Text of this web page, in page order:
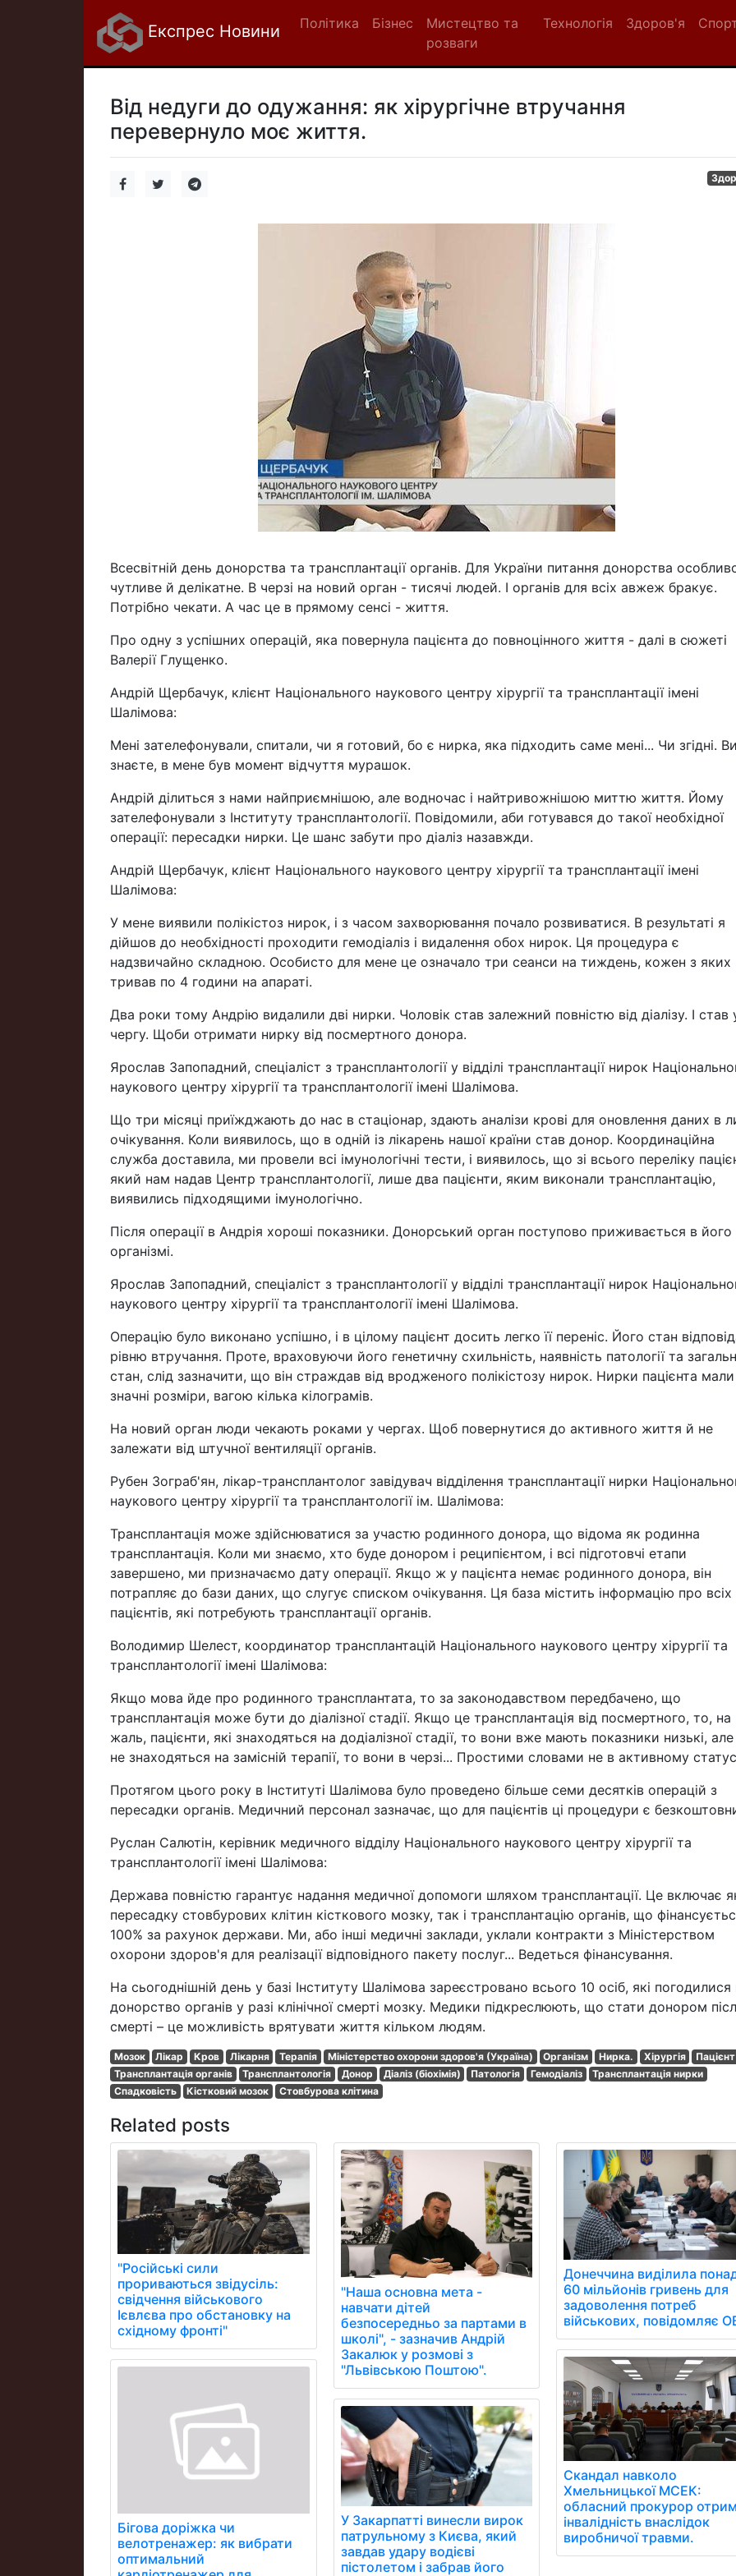
Експрес Новини Політика Бізнес
Мистецтво та
розваги
Технологія Здоров'я
Від недуги до одужання: як хірургічне втручання
перевернуло моє життя.
Всесвітній день донорства та трансплантації органів. Для України питання донорства
чутливе й делікатне. В черзі на новий орган - тисячі людей. І органів для всіх авжеж бракує.
Потрібно чекати. А час це в прямому сенсі - життя.
Про одну з успішних операцій, яка повернула пацієнта до повноцінного життя - далі в сюжеті
Валерії Глущенко.
Андрій Щербачук, клієнт Національного наукового центру хірургії та трансплантації імені
Шалімова:
Мені зателефонували, спитали, чи я готовий, бо є нирка, яка підходить саме мені... Чи згідні. Ви
знаєте, в мене був момент відчуття мурашок.
Андрій ділиться з нами найприємнішою, але водночас і найтривожнішою миттю життя. Йому
зателефонували з Інституту трансплантології. Повідомили, аби готувався до такої необхідної
операції: пересадки нирки. Це шанс забути про діаліз назавжди.
Андрій Щербачук, клієнт Національного наукового центру хірургії та трансплантації імені
Шалімова:
У мене виявили полікістоз нирок, і з часом захворювання почало розвиватися. В результаті я
дійшов до необхідності проходити гемодіаліз і видалення обох нирок. Ця процедура є
надзвичайно складною. Особисто для мене це означало три сеанси на тиждень, кожен з яких
тривав по 4 години на апараті.
Два роки тому Андрію видалили дві нирки. Чоловік став залежний повністю від діалізу. І став
чергу. Щоби отримати нирку від посмертного донора.
Ярослав Запопадний, спеціаліст з трансплантології у відділі трансплантації нирок
наукового центру хірургії та трансплантології імені Шалімова.
Що три місяці приїжджають до нас в стаціонар, здають аналізи крові для оновлення даних в
очікування. Коли виявилось, що в одній із лікарень нашої країни став донор. Координаційна
служба доставила, ми провели всі імунологічні тести, і виявилось, що зі всього переліку
який нам надав Центр трансплантології, лише два пацієнти, яким виконали трансплантацію,
виявились підходящими імунологічно.
Після операції в Андрія хороші показники. Донорський орган поступово приживається в його
організмі.
Ярослав Запопадний, спеціаліст з трансплантології у відділі трансплантації нирок
наукового центру хірургії та трансплантології імені Шалімова.
Операцію було виконано успішно, і в цілому пацієнт досить легко її переніс. Його стан
рівню втручання. Проте, враховуючи його генетичну схильність, наявність патології та
стан, слід зазначити, що він страждав від вродженого полікістозу нирок. Нирки пацієнта мали
значні розміри, вагою кілька кілограмів.
На новий орган люди чекають роками у чергах. Щоб повернутися до активного життя й не
залежати від штучної вентиляції органів.
Рубен Зограб'ян, лікар-трансплантолог завідувач відділення трансплантації нирки
наукового центру хірургії та трансплантології ім. Шалімова:
Трансплантація може здійснюватися за участю родинного донора, що відома як родинна
трансплантація. Коли ми знаємо, хто буде донором і реципієнтом, і всі підготовчі етапи
завершено, ми призначаємо дату операції. Якщо ж у пацієнта немає родинного донора, він
потрапляє до бази даних, що слугує списком очікування. Ця база містить інформацію про всіх
пацієнтів, які потребують трансплантації органів.
Володимир Шелест, координатор трансплантацій Національного наукового центру хірургії та
трансплантології імені Шалімова:
Якщо мова йде про родинного трансплантата, то за законодавством передбачено, що
трансплантація може бути до діалізної стадії. Якщо це трансплантація від посмертного, то, на
жаль, пацієнти, які знаходяться на додіалізної стадії, то вони вже мають показники низькі,
не знаходяться на замісній терапії, то вони в черзі... Простими словами не в активному
Протягом цього року в Інституті Шалімова було проведено більше семи десятків операцій з
пересадки органів. Медичний персонал зазначає, що для пацієнтів ці процедури є
Руслан Салютін, керівник медичного відділу Національного наукового центру хірургії та
трансплантології імені Шалімова:
Держава повністю гарантує надання медичної допомоги шляхом трансплантації. Це включає
пересадку стовбурових клітин кісткового мозку, так і трансплантацію органів, що
100% за рахунок держави. Ми, або інші медичні заклади, уклали контракти з Міністерством
охорони здоров'я для реалізації відповідного пакету послуг... Ведеться фінансування.
На сьогоднішній день у базі Інституту Шалімова зареєстровано всього 10 осіб, які погодилися
донорство органів у разі клінічної смерті мозку. Медики підкреслюють, що стати донором
смерті – це можливість врятувати життя кільком людям.
Мозок Лікар Кров Лікарня Терапія Міністерство охорони здоров'я (Україна) Організм Нирка. Хірургія
Пацієнт
Трансплантація органів
Трансплантологія Донор Діаліз (біохімія) Патологія Гемодіаліз
Трансплантація нирки
Спадковість
Кістковий мозок Стовбурова клітина
Related posts
"Російські сили
прориваються звідусіль:
свідчення військового
Ієвлєва про обстановку на
східному фронті"
Бігова доріжка чи
велотренажер: як вибрати
оптимальний
"Наша основна мета -
навчати дітей
безпосередньо за партами в
школі", - зазначив Андрій
Закалюк у розмові з
"Львівською Поштою".
У Закарпатті винесли вирок
патрульному з Києва, який
завдав удару водієві
пістолетом і забрав його
Донеччина виділила
60 мільйонів гривень для
задоволення потреб
військових, повідомляє
Скандал навколо
Хмельницької МСЕК:
обласний прокурор
інвалідність внаслідок
виробничої травми.